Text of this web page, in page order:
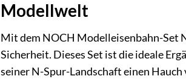
Modellwelt
Mit dem NOCH Modelleisenbahn-Set
Sicherheit. Dieses Set ist die ideale
seiner N-Spur-Landschaft einen